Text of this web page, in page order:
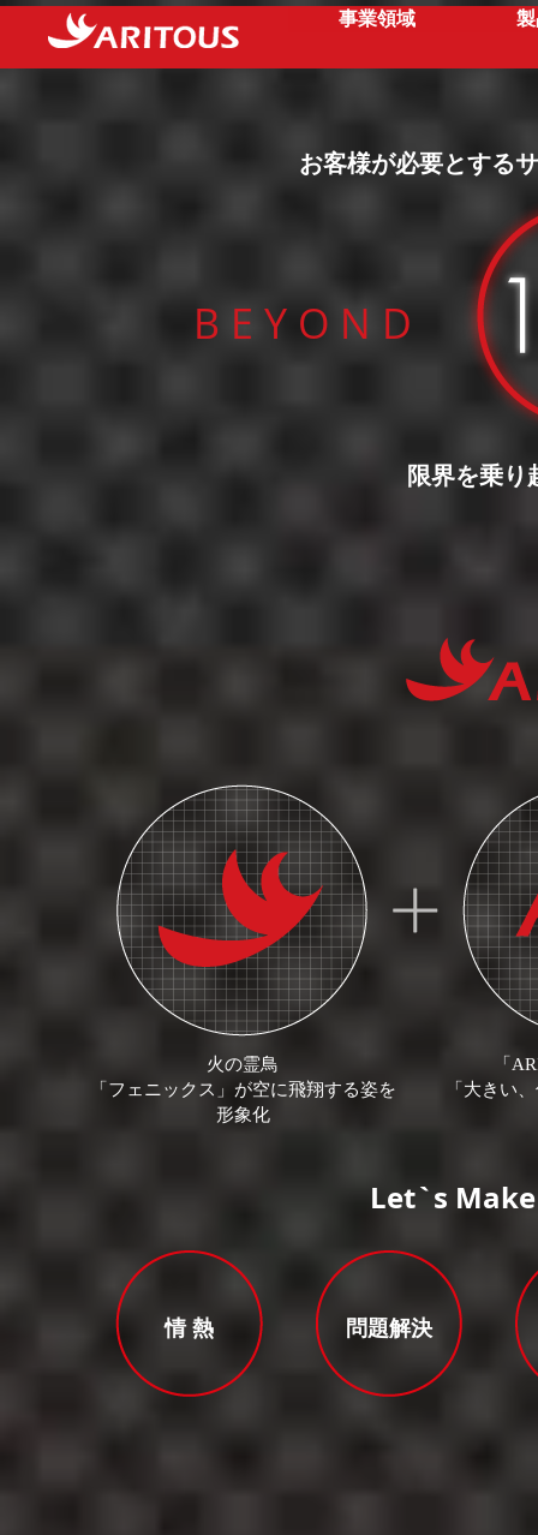
事業領域
B E Y O N D
Let`s
情 熱
お客様が必要とする
限界を乗り
火の霊鳥
「フェニックス」が空に飛翔する姿を
形象化
「
「大きい
問題解決